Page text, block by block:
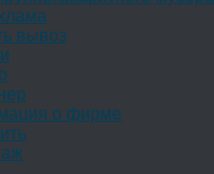
вывоз
о фирме